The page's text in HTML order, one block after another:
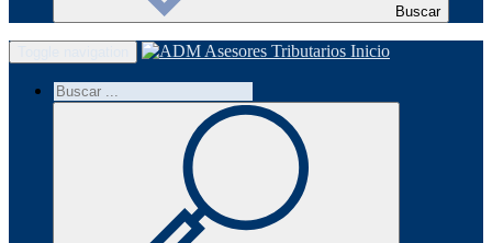
Buscar
Inicio